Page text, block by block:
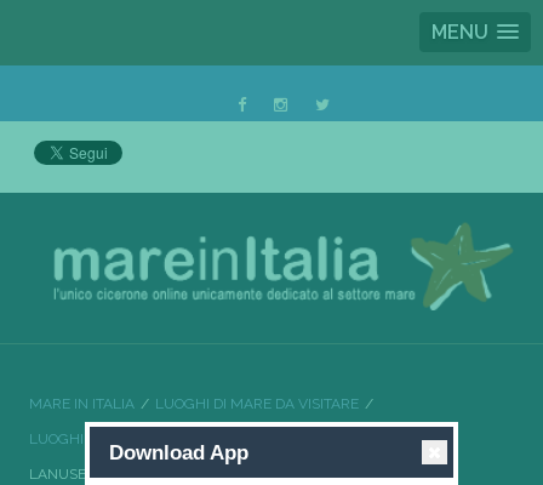
MENU
MARE IN ITALIA LUOGHI DI MARE DA VISITARE
LUOGHI DI MARE DA VISITARE SARDEGNA
LANUSEI IL MEGLIO DELLA SARDEGNA
Download App